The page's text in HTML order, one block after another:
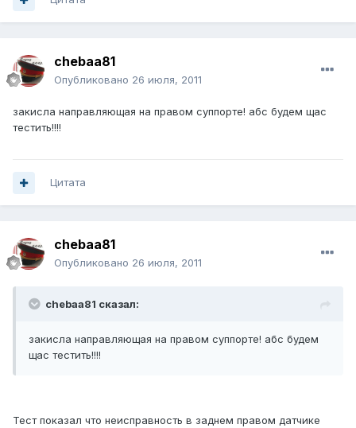
chebaa81
Опубликовано 26 июля, 2011
закисла направляющая на правом суппорте! абс будем щас
тестить!!!!
Цитата
chebaa81
Опубликовано 26 июля, 2011
chebaa81 сказал:
закисла направляющая на правом суппорте! абс будем
щас тестить!!!!
Тест показал что неисправность в заднем правом датчике